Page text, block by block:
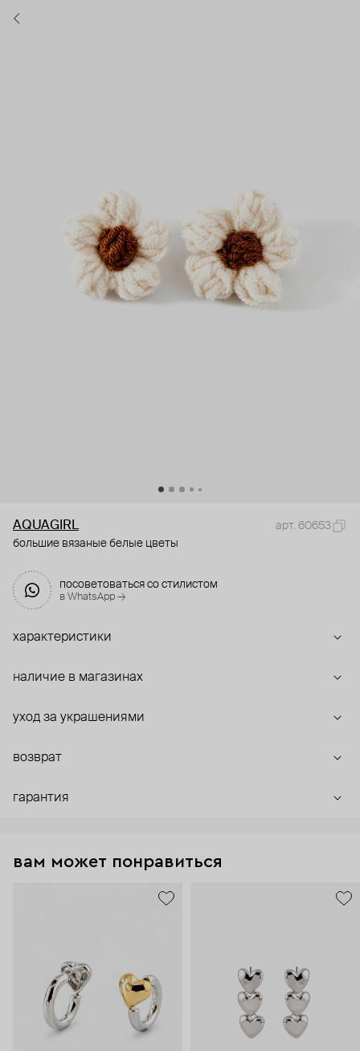
AQUAGIRL
арт. 60653
большие вязаные белые цветы
посоветоваться со стилистом
в WhatsApp →
характеристики
наличие в магазинах
уход за украшениями
возврат
гарантия
вам может понравиться